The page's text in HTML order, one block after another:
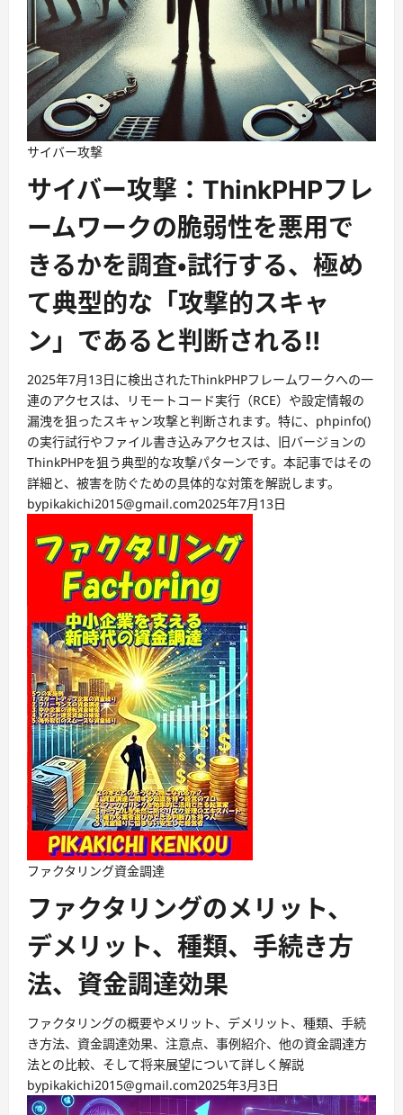
サイバー攻撃
サイバー攻撃：ThinkPHPフレ
ームワークの脆弱性を悪用で
きるかを調査・試行する、極め
て典型的な「攻撃的スキャ
ン」であると判断される!!
2025年7月13日に検出されたThinkPHPフレームワークへの一
連のアクセスは、リモートコード実行（RCE）や設定情報の
漏洩を狙ったスキャン攻撃と判断されます。特に、phpinfo()
の実行試行やファイル書き込みアクセスは、旧バージョンの
ThinkPHPを狙う典型的な攻撃パターンです。本記事ではその
詳細と、被害を防ぐための具体的な対策を解説します。
bypikakichi2015@gmail.com2025年7月13日
ファクタリング資金調達
ファクタリングのメリット、
デメリット、種類、手続き方
法、資金調達効果
ファクタリングの概要やメリット、デメリット、種類、手続
き方法、資金調達効果、注意点、事例紹介、他の資金調達方
法との比較、そして将来展望について詳しく解説
bypikakichi2015@gmail.com2025年3月3日